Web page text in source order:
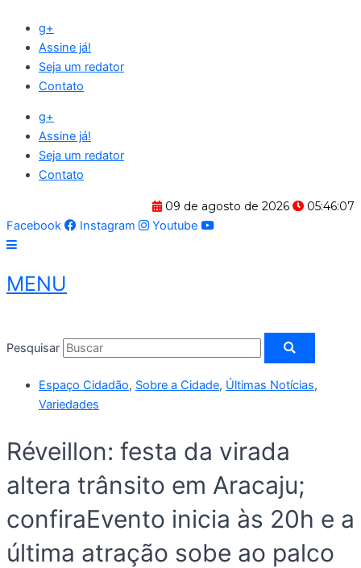
para
conteúdo
g+
Assine já!
Seja um redator
Contato
g+
Assine já!
Seja um redator
Contato
09 de agosto de 2026
05:46:08
Facebook
Instagram Youtube
MENU
Pesquisar
Espaço Cidadão, Sobre a Cidade, Últimas Notícias,
Variedades
Réveillon: festa da virada
altera trânsito em Aracaju;
confiraEvento inicia às 20h e a
última atração sobe ao palco